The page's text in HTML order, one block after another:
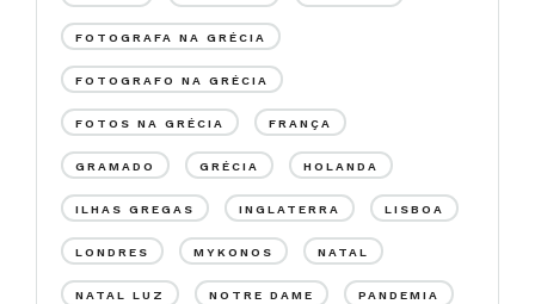
FOTOGRAFA NA GRÉCIA
FOTOGRAFO NA GRÉCIA
FOTOS NA GRÉCIA FRANÇA
GRAMADO GRÉCIA HOLANDA
ILHAS GREGAS INGLATERRA LISBOA
LONDRES MYKONOS NATAL
NATAL LUZ NOTRE DAME PANDEMIA